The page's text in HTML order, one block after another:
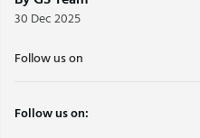
30 Dec 2025
Follow us on
Follow us on: